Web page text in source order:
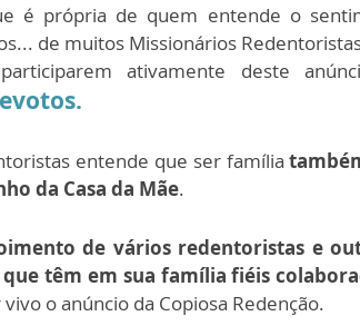
é própria de quem entende o
de muitos Missionários
ativamente deste
entende que ser família
da Casa da Mãe.
de vários redentoristas e
têm em sua família fiéis
o anúncio da Copiosa Redenção.